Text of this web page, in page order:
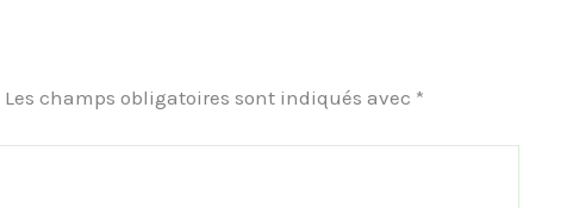
Les champs obligatoires sont indiqués avec *